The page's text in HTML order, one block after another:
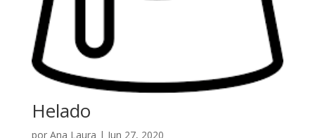
Helado
por Ana Laura | Jun 27, 2020